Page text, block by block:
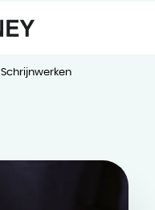
Schrijnwerken